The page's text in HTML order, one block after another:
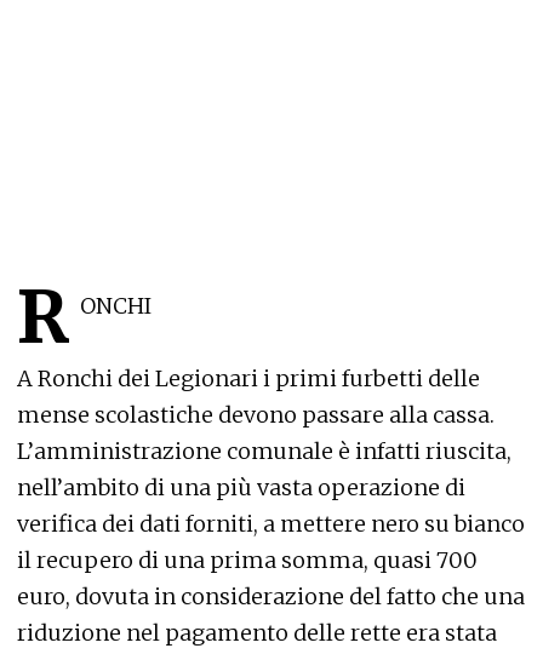
R ONCHI
A Ronchi dei Legionari i primi furbetti delle
mense scolastiche devono passare alla cassa.
L’amministrazione comunale è infatti riuscita,
nell’ambito di una più vasta operazione di
verifica dei dati forniti, a mettere nero su bianco
il recupero di una prima somma, quasi 700
euro, dovuta in considerazione del fatto che una
riduzione nel pagamento delle rette era stata